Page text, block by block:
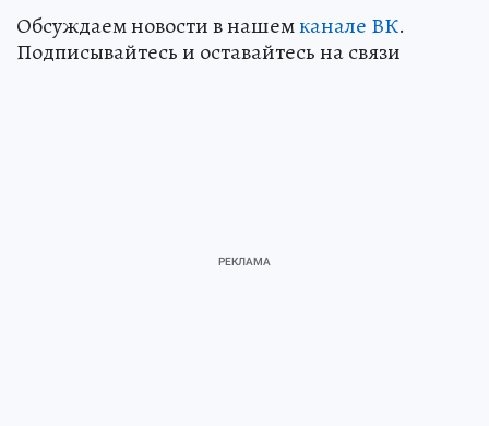
Обсуждаем новости в нашемканале ВК.
Подписывайтесь и оставайтесь на связи